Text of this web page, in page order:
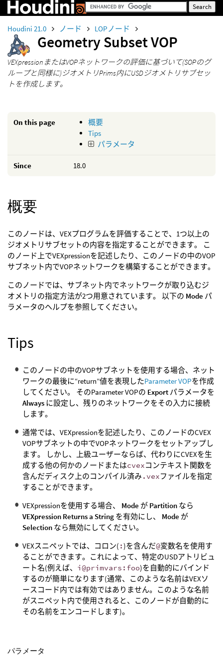
Houdini 21.0 ノード LOPノード
Geometry Subset VOP
VEXpressionまたはVOPネットワークの評価に基づいて(SOPのグ
ループと同様に)ジオメトリPrims内にUSDジオメトリサブセッ
トを作成します。
On this page
概要
Tips
パラメータ
Since 18.0
概要
このノードは、VEXプログラムを評価することで、1つ以上の
ジオメトリサブセットの内容を指定することができます。 こ
のノード上でVEXpressionを記述したり、このノードの中のVOP
サブネット内でVOPネットワークを構築することができます。
このノードでは、サブネット内でネットワークが取り込むジ
オメトリの指定方法が2つ用意されています。 以下の Mode パ
ラメータのヘルプを参照してください。
Tips
このノードの中のVOPサブネットを使用する場合、ネット
ワークの最後に“return”値を表現したParameter VOPを作成
してください。 そのParameter VOPの Export パラメータを
Always に設定し、残りのネットワークをその入力に接続
します。
通常では、VEXpressionを記述したり、このノードのCVEX
VOPサブネットの中でVOPネットワークをセットアップし
ます。 しかし、上級ユーザーならば、代わりにCVEXを生
成する他の何かのノードまたはcvexコンテキスト関数を
含んだディスク上のコンパイル済み .vexファイルを指定
することができます。
VEXpressionを使用する場合、 Mode が Partition なら
VEXpression Returns a String を有効にし、 Mode が
Selection なら無効にしてください。
VEXスニペットでは、コロン( :)を含んだ@変数名を使用す
ることができます。これによって、特定のUSDアトリビュ
ート名(例えば、 i@primvars:foo)を自動的にバインド
するのが簡単になります(通常、このような名前はVEXソ
ースコード内では有効ではありません。このような名前
がスニペット内で使用されると、このノードが自動的に
その名前をエンコードします)。
パラメータ